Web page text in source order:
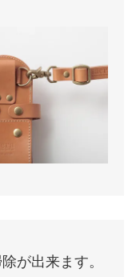
が出来ます。